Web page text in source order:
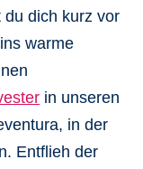
dich kurz vor
warme
in unseren
in der
Entflieh der